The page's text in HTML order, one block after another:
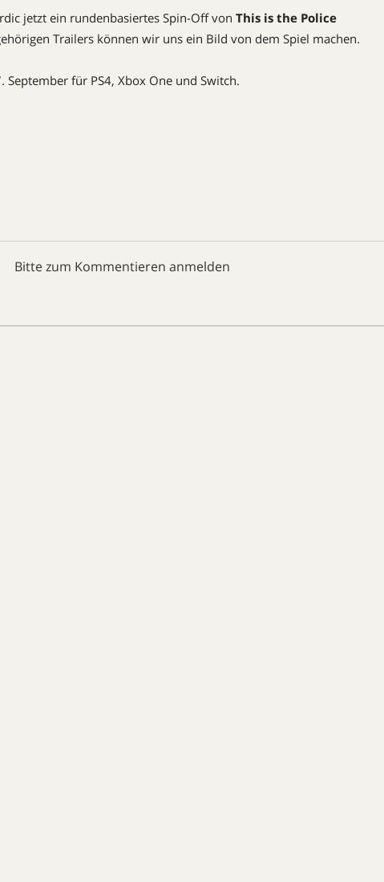
jetzt ein rundenbasiertes Spin-Off von This is the Police
Trailers können wir uns ein Bild von dem Spiel machen.
September für PS4, Xbox One und Switch.
Bitte zum Kommentieren anmelden